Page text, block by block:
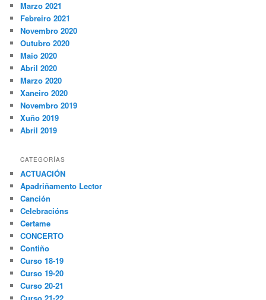
Marzo 2021
Febreiro 2021
Novembro 2020
Outubro 2020
Maio 2020
Abril 2020
Marzo 2020
Xaneiro 2020
Novembro 2019
Xuño 2019
Abril 2019
CATEGORÍAS
ACTUACIÓN
Apadriñamento Lector
Canción
Celebracións
Certame
CONCERTO
Contiño
Curso 18-19
Curso 19-20
Curso 20-21